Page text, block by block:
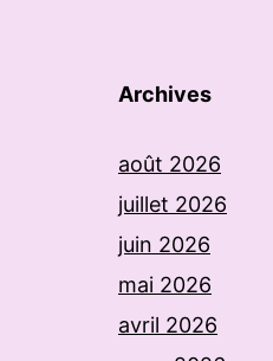
Archives
août 2026
juillet 2026
juin 2026
mai 2026
avril 2026